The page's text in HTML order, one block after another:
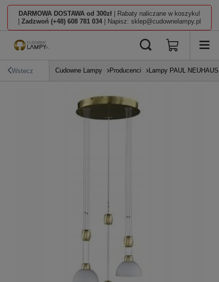
DARMOWA DOSTAWA od 300zł | Rabaty naliczane w koszyku!
Zadzwoń (+48) 608 781 034 | Napisz: sklep@cudownelampy.pl
Wstecz Cudowne Lampy Producenci Lampy PAUL NEUHAUS